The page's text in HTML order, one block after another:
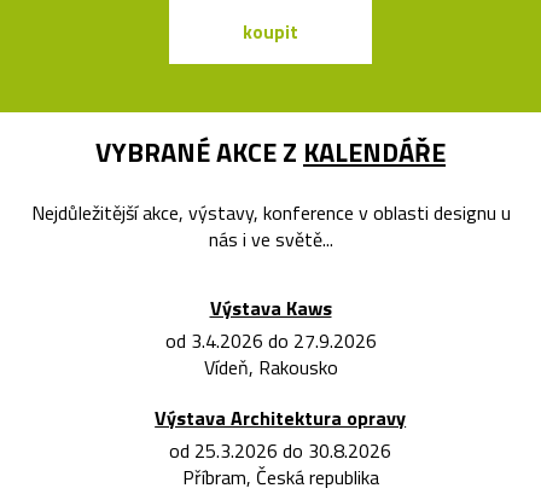
koupit
VYBRANÉ AKCE Z KALENDÁŘE
Nejdůležitější akce, výstavy, konference v oblasti designu u
nás i ve světě...
Výstava Kaws
od 3.4.2026 do 27.9.2026
Vídeň, Rakousko
Výstava Architektura opravy
od 25.3.2026 do 30.8.2026
Příbram, Česká republika